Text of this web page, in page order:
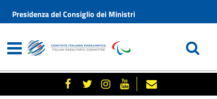
Presidenza del Consiglio dei Ministri